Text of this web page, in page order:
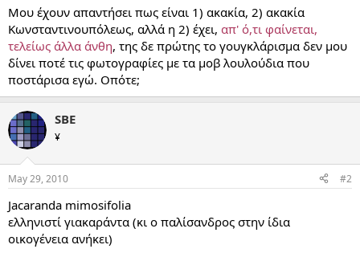
Μου έχουν απαντήσει πως είναι 1) ακακία, 2) ακακία
Κωνσταντινουπόλεως, αλλά η 2) έχει, απ' ό,τι φαίνεται,
τελείως άλλα άνθη, της δε πρώτης το γουγκλάρισμα δεν μου
δίνει ποτέ τις φωτογραφίες με τα μοβ λουλούδια που
ποστάρισα εγώ. Οπότε;
SBE
¥
May 29, 2010 #2
Jacaranda mimosifolia
ελληνιστί γιακαράντα (κι ο παλίσανδρος στην ίδια
οικογένεια ανήκει)